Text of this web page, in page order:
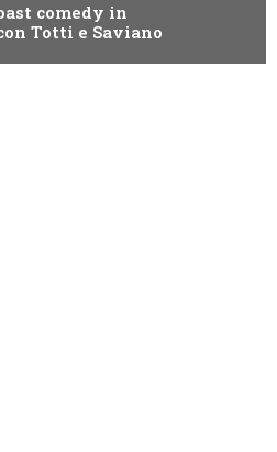
comedy in
Totti e Saviano